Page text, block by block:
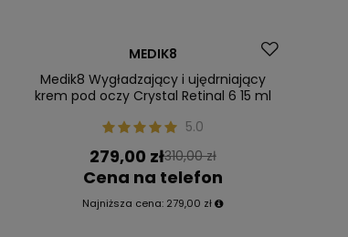
MEDIK8
Medik8 Wygładzający i ujędrniający
krem pod oczy Crystal Retinal 6 15 ml
5.0
279,00 zł310,00 zł
Cena na telefon
Najniższa cena: 279,00 zł